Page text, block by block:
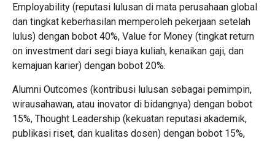
Employability (reputasi lulusan di mata perusahaan global
dan tingkat keberhasilan memperoleh pekerjaan setelah
lulus) dengan bobot 40%, Value for Money (tingkat return
on investment dari segi biaya kuliah, kenaikan gaji, dan
kemajuan karier) dengan bobot 20%.
Alumni Outcomes (kontribusi lulusan sebagai pemimpin,
wirausahawan, atau inovator di bidangnya) dengan bobot
15%, Thought Leadership (kekuatan reputasi akademik,
publikasi riset, dan kualitas dosen) dengan bobot 15%,